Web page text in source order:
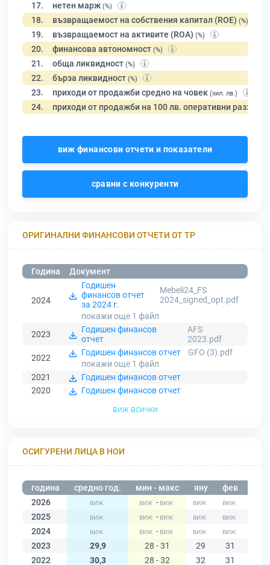
17. нетен марж (%)
18. възвращаемост на собствения капитал (ROE) (%)
19. възвращаемост на активите (ROA) (%)
20. финансова автономност (%)
21. обща ликвидност (%)
22. бърза ликвидност (%)
23. приходи от продажби средно на човек (хил. лв.)
24. приходи от продажби на 100 лв. оперативни разходи
виж финансови отчети и показатели
сравни с конкуренти
ОРИГИНАЛНИ ФИНАНСОВИ ОТЧЕТИ ОТ ТР
Година Документ
2024
Годишен
финансов отчет
за 2024 г.
Mebeli24_FS
2024_signed_opt.pdf
покажи още 1 файл
2023
Годишен финансов
отчет
AFS
2023.pdf
2022
Годишен финансов отчет
GFO (3).pdf
покажи още 1 файл
2021
Годишен финансов отчет
2020
Годишен финансов отчет
виж всички
ОСИГУРЕНИ ЛИЦА В НОИ
година средно год. мин - макс яну фев
2026
-
2025
-
2024
-
2023
29,9 28 - 31 29 31
2022
30,3 28 - 32 32 31